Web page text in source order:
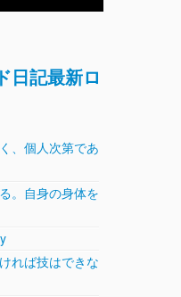
日記最新ロ
、個人次第であ
。自身の身体を
れば技はできな